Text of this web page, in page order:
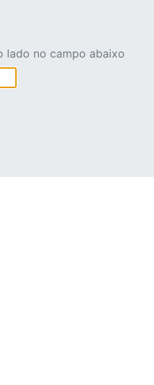
lado no campo abaixo